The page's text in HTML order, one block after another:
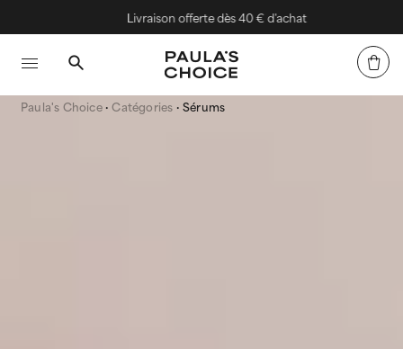
Livraison offerte dès 40 € d'achat
Paula's Choice Catégories Sérums